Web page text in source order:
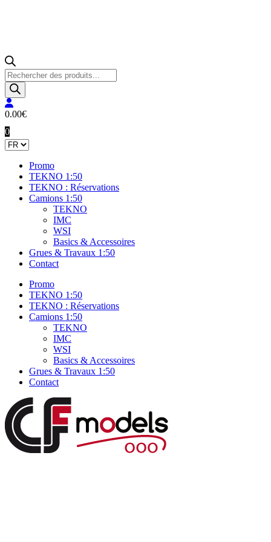
Recherche
de
produits
0.00€
0
Promo
TEKNO 1:50
TEKNO : Réservations
Camions 1:50
TEKNO
IMC
WSI
Basics & Accessoires
Grues & Travaux 1:50
Contact
Promo
TEKNO 1:50
TEKNO : Réservations
Camions 1:50
TEKNO
IMC
WSI
Basics & Accessoires
Grues & Travaux 1:50
Contact